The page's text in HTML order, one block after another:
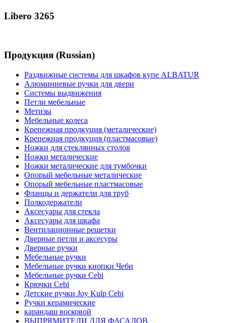
Libero 3265
Продукция (Russian)
Раздвижные системы для шкафов купе ALBATUR
Алюминиевые ручки для двери
Системы выдвижения
Петли мебельные
Метизы
Мебельные колеса
Крепежная продкуция (металические)
Крепежная продкуция (пластмасовые)
Ножки‏ металические
Ножки‏ металические для тумбочки
Полкодержатели
Аксесуары для стекла
Аксесуары для шкафа
Вентилационные решетки
Дверные петли и аксесуры
Дверные ручки
Мебельные ручки
Мебельные ручки кнопки Чеби
Мебельные ручки Cebi
Крючки Cebi
Детские ручки Joy Kulp Cebi
Ручки керамические
карандаш восковой
ВЫПРЯМИТЕЛИ ДЛЯ ФАСАДОВ